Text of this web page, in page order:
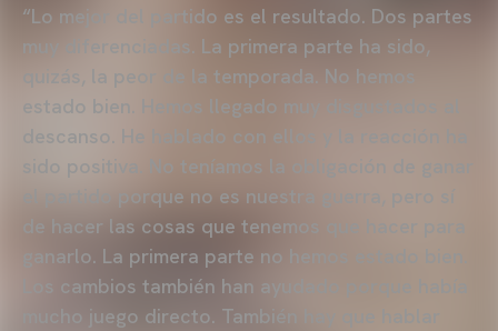
“Lo mejor del partido es el resultado. Dos partes
muy diferenciadas. La primera parte ha sido,
quizás, la peor de la temporada. No hemos
estado bien. Hemos llegado muy disgustados al
descanso. He hablado con ellos y la reacción ha
sido positiva. No teníamos la obligación de ganar
el partido porque no es nuestra guerra, pero sí
de hacer las cosas que tenemos que hacer para
ganarlo. La primera parte no hemos estado bien.
Los cambios también han ayudado porque había
mucho juego directo. También hay que hablar